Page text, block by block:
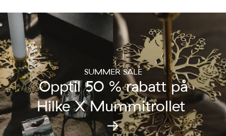
SUMMER SALE
Opptil 50 % rabatt på
Hilke X Mummitrollet
→